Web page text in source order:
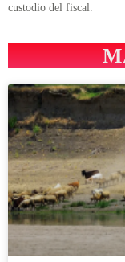
custodio del fiscal.